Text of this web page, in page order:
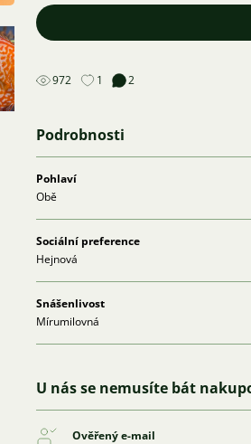
972 1 2
Podrobnosti
Pohlaví
Obě
Sociální preference
Hejnová
Snášenlivost
Mírumilovná
U nás se nemusíte bát
Ověřený e-mail